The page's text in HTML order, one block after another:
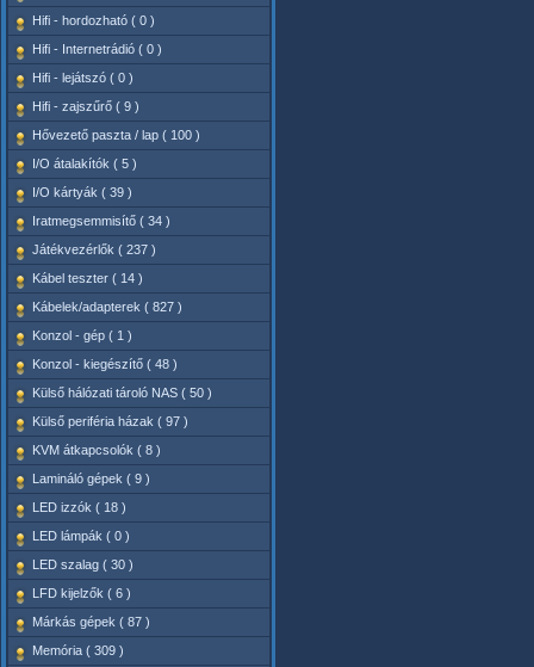
Hifi - hordozható ( 0 )
Hifi - Internetrádió ( 0 )
Hifi - lejátszó ( 0 )
Hifi - zajszűrő ( 9 )
Hővezető paszta / lap ( 100 )
I/O átalakítók ( 5 )
I/O kártyák ( 39 )
Iratmegsemmisítő ( 34 )
Játékvezérlők ( 237 )
Kábel teszter ( 14 )
Kábelek/adapterek ( 827 )
Konzol - gép ( 1 )
Konzol - kiegészítő ( 48 )
Külső hálózati tároló NAS ( 50 )
Külső periféria házak ( 97 )
KVM átkapcsolók ( 8 )
Lamináló gépek ( 9 )
LED izzók ( 18 )
LED lámpák ( 0 )
LED szalag ( 30 )
LFD kijelzők ( 6 )
Márkás gépek ( 87 )
Memória ( 309 )